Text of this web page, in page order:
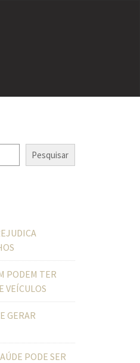
Pesquisar
PODEM TER
VEÍCULOS
GERAR
PODE SER